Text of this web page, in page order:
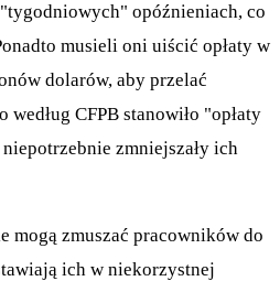
opóźnieniach, co
musieli oni uiścić opłaty w
dolarów, aby przelać
CFPB stanowiło "opłaty
zmniejszały ich
mogą zmuszać pracowników do
ich w niekorzystnej